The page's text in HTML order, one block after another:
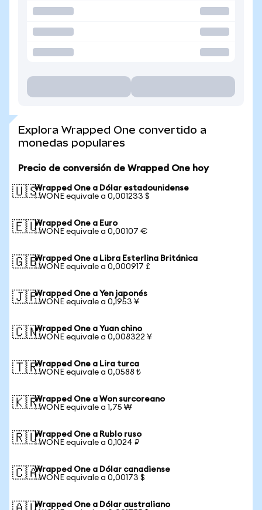
Explora Wrapped One convertido a
monedas populares
Precio de conversión de Wrapped One hoy
🇺🇸Wrapped One a Dólar estadounidense
1 WONE equivale a 0,001233 $
🇪🇺Wrapped One a Euro
1 WONE equivale a 0,00107 €
🇬🇧Wrapped One a Libra Esterlina Británica
1 WONE equivale a 0,000917 £
🇯🇵Wrapped One a Yen japonés
1 WONE equivale a 0,1953 ¥
🇨🇳Wrapped One a Yuan chino
1 WONE equivale a 0,008322 ¥
🇹🇷Wrapped One a Lira turca
1 WONE equivale a 0,0588 ₺
🇰🇷Wrapped One a Won surcoreano
1 WONE equivale a 1,75 ₩
🇷🇺Wrapped One a Rublo ruso
1 WONE equivale a 0,1024 ₽
🇨🇦Wrapped One a Dólar canadiense
1 WONE equivale a 0,00173 $
Wrapped One a Dólar australiano